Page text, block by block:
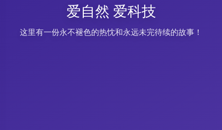
爱自然 爱科技
这里有一份永不褪色的热忱和永远未完待续的故事！